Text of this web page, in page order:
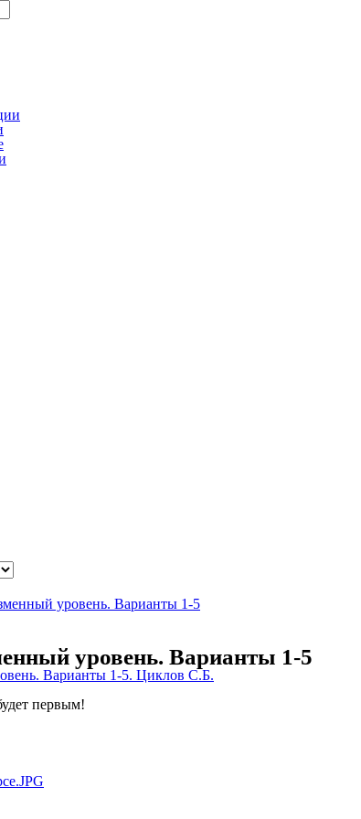
уровень. Варианты 1-5
уровень. Варианты 1-5
Варианты 1-5. Циклов С.Б.
первым!